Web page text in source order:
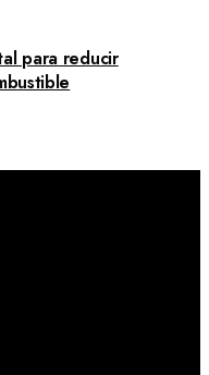
para reducir